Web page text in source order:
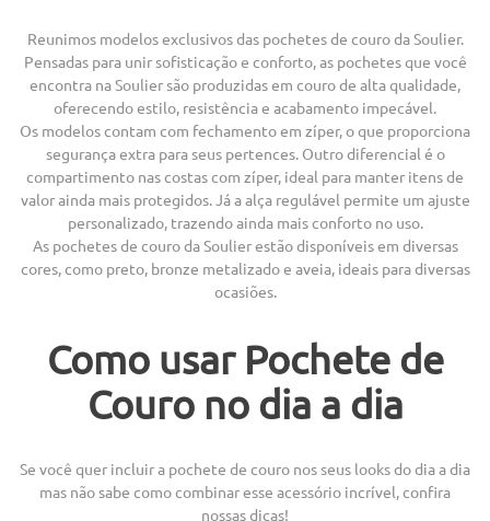
Reunimos modelos exclusivos das pochetes de couro da Soulier.
Pensadas para unir sofisticação e conforto, as pochetes que você
encontra na Soulier são produzidas em couro de alta qualidade,
oferecendo estilo, resistência e acabamento impecável.
Os modelos contam com fechamento em zíper, o que proporciona
segurança extra para seus pertences. Outro diferencial é o
compartimento nas costas com zíper, ideal para manter itens de
valor ainda mais protegidos. Já a alça regulável permite um ajuste
personalizado, trazendo ainda mais conforto no uso.
As pochetes de couro da Soulier estão disponíveis em diversas
cores, como preto, bronze metalizado e aveia, ideais para diversas
ocasiões.
Como usar Pochete de
Couro no dia a dia
Se você quer incluir a pochete de couro nos seus looks do dia a dia
mas não sabe como combinar esse acessório incrível, confira
nossas dicas!